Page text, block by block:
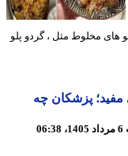
مخلوط مثل ، گردو پلو
پزشکان چه